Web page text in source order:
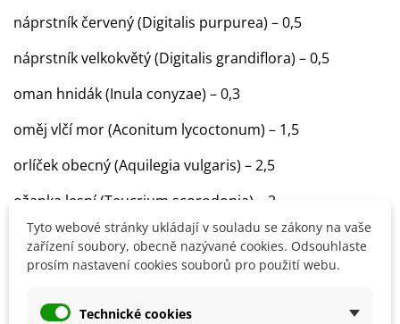
náprstník červený (Digitalis purpurea) – 0,5
náprstník velkokvětý (Digitalis grandiflora) – 0,5
oman hnidák (Inula conyzae) – 0,3
oměj vlčí mor (Aconitum lycoctonum) – 1,5
orlíček obecný (Aquilegia vulgaris) – 2,5
ožanka lesní (Teucrium scorodonia) – 2
plamének přímý (Clematis recta) – 5
prvosenka jarní (Primula veris) – 2
pryšec chvojka (Euphorbia cyparissias) – 1
Tyto webové stránky ukládají v souladu se zákony na vaše
zařízení soubory, obecně nazývané cookies. Odsouhlaste
prosím nastavení cookies souborů pro použití webu.
Technické cookies